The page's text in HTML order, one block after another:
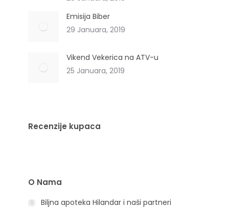
Emisija Biber
29 Januara, 2019
Vikend Vekerica na ATV-u
25 Januara, 2019
Recenzije kupaca
O Nama
Biljna apoteka Hilandar i naši partneri